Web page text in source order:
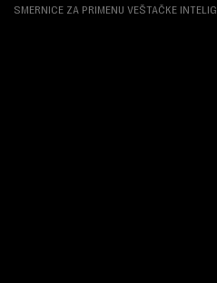
SMERNICE ZA PRIMENU VEŠTAČKE